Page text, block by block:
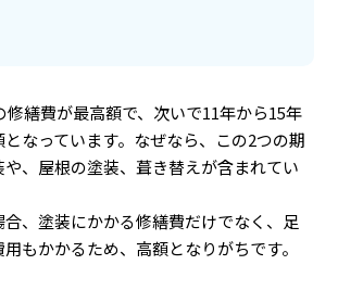
修繕費が最高額で、次いで11年から15年
なっています。なぜなら、この2つの期
、屋根の塗装、葺き替えが含まれてい
、塗装にかかる修繕費だけでなく、足
もかかるため、高額となりがちです。